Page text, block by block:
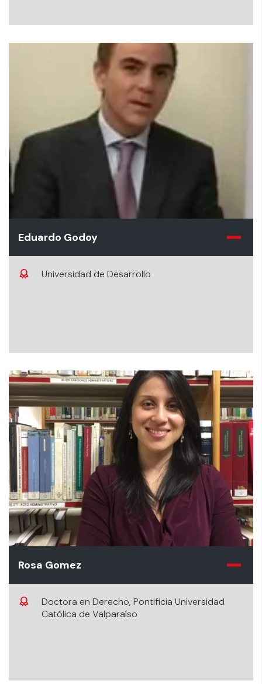
Eduardo Godoy
Universidad de Desarrollo
Rosa Gomez
Doctora en Derecho, Pontificia Universidad
Católica de Valparaíso